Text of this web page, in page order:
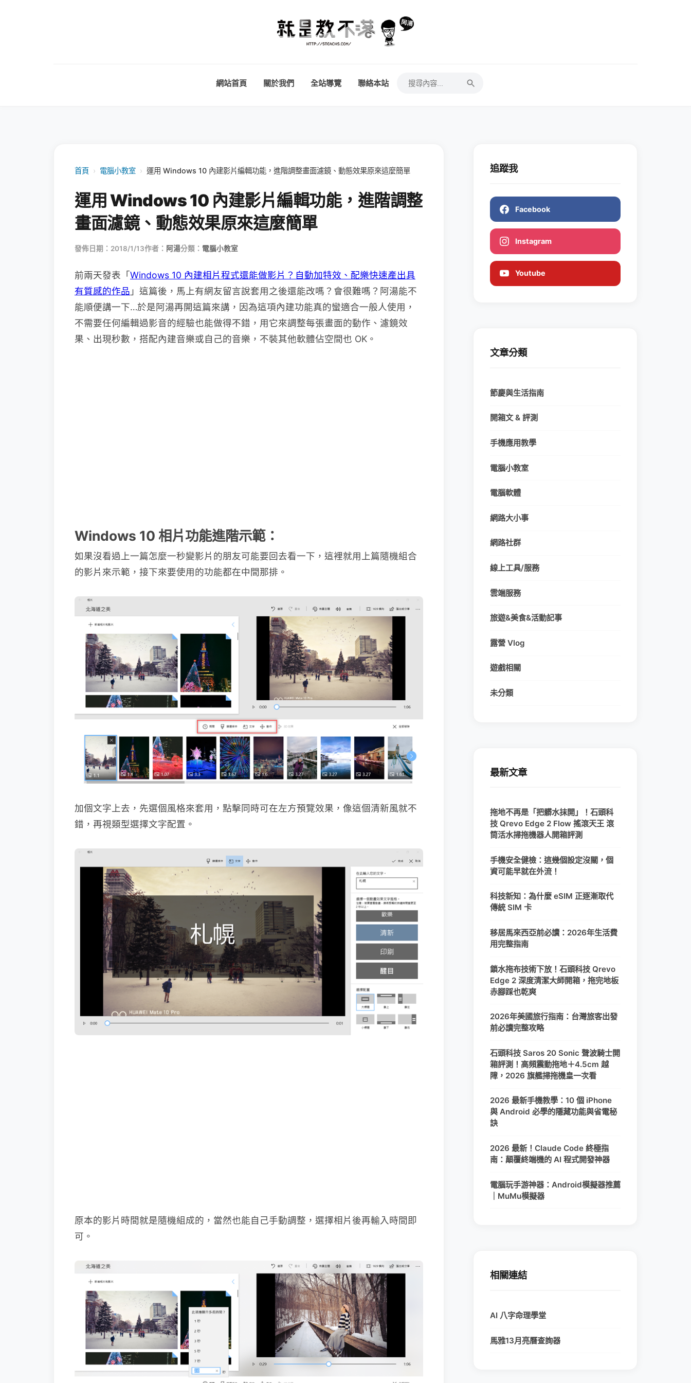
網站首頁 關於我們 全站導覽 聯絡本站
首頁 › 電腦小教室 › 運用 Windows 10 內建影片編輯功能，進階調整畫面濾鏡、動態效果原來這麼簡單
運用 Windows 10 內建影片編輯功能，進階調整
畫面濾鏡、動態效果原來這麼簡單
發佈日期：2018/1/13作者： 阿湯分類： 電腦小教室
前兩天發表「Windows 10 內建相片程式還能做影片？自動加特效、配樂快速產出具
有質感的作品 」這篇後，馬上有網友留言說套用之後還能改嗎？會很難嗎？阿湯能不
能順便講一下…於是阿湯再開這篇來講，因為這項內建功能真的蠻適合一般人使用，
不需要任何編輯過影音的經驗也能做得不錯，用它來調整每張畫面的動作、濾鏡效
果、出現秒數，搭配內建音樂或自己的音樂，不裝其他軟體佔空間也 OK。
Windows 10 相片功能進階示範：
如果沒看過上一篇怎麼一秒變影片的朋友可能要回去看一下，這裡就用上篇隨機組合
的影片來示範，接下來要使用的功能都在中間那排。
加個文字上去，先選個風格來套用，點擊同時可在左方預覽效果，像這個清新風就不
錯，再視類型選擇文字配置。
原本的影片時間就是隨機組成的，當然也能自己手動調整，選擇相片後再輸入時間即
可。
追蹤我
Facebook
Instagram
Youtube
文章分類
節慶與生活指南
開箱文 & 評測
手機應用教學
電腦小教室
電腦軟體
網路大小事
網路社群
線上工具/服務
雲端服務
旅遊&美食&活動記事
露營 Vlog
遊戲相關
未分類
最新文章
拖地不再是「把髒水抹開」！石頭科
技 Qrevo Edge 2 Flow 搖滾天王 滾
筒活水掃拖機器人開箱評測
手機安全健檢：這幾個設定沒關，個
資可能早就在外流！
科技新知：為什麼 eSIM 正逐漸取代
傳統 SIM 卡
移居馬來西亞前必讀：2026年生活費
用完整指南
鎖水拖布技術下放！石頭科技 Qrevo
Edge 2 深度清潔大師開箱，拖完地板
赤腳踩也乾爽
2026年美國旅行指南：台灣旅客出發
前必讀完整攻略
石頭科技 Saros 20 Sonic 聲波騎士開
箱評測！高頻震動拖地＋4.5cm 越
障，2026 旗艦掃拖機皇一次看
2026 最新手機教學：10 個 iPhone
與 Android 必學的隱藏功能與省電秘
訣
2026 最新！Claude Code 終極指
南：顛覆終端機的 AI 程式開發神器
電腦玩手游神器：Android模擬器推薦
｜MuMu模擬器
相關連結
AI 八字命理學堂
馬雅13月亮曆查詢器